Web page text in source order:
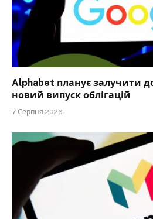
Alphabet планує залучити
новий випуск облігацій
7 Серпня 2026